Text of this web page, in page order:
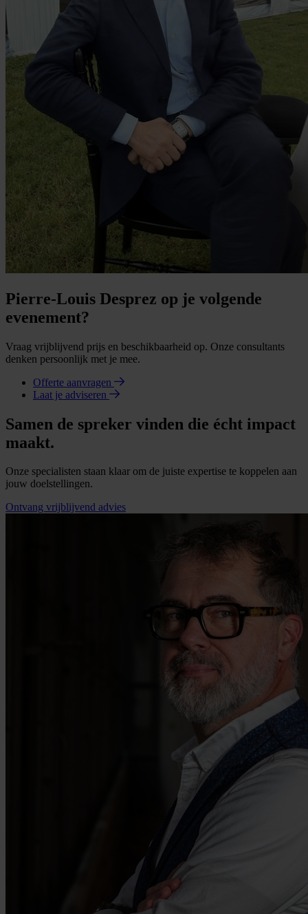
Pierre-Louis Desprez op je volgende
evenement?
Vraag vrijblijvend prijs en beschikbaarheid op. Onze consultants
denken persoonlijk met je mee.
Offerte aanvragen
Laat je adviseren
Samen de spreker vinden die écht impact
maakt.
Onze specialisten staan klaar om de juiste expertise te koppelen aan
jouw doelstellingen.
Ontvang vrijblijvend advies